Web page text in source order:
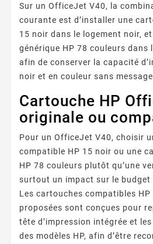
Sur un OfficeJet V40, la
courante est d’installer une
15 noir dans le logement noir,
générique HP 78 couleurs dans
afin de conserver la capacité
noir et en couleur sans message
Cartouche HP
originale ou
Pour un OfficeJet V40, choisir
compatible HP 15 noir ou une
HP 78 couleurs plutôt qu’une
surtout un impact sur le budget
Les cartouches compatibles HP
proposées sont conçues pour
tête d’impression intégrée et
des modèles HP, afin d’être